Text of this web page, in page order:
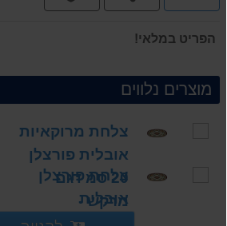
תשלומים
הפריט במלאי!
מוצרים נלווים
צלחת מרוקאיות
אובלית פורצלן
20 סמ דגם
מרקש -
צלחת פורצלן
אובלית
מרוקאיות 25 סמ